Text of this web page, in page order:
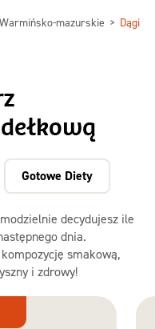
Warmińsko-mazurskie Dągi
decydujesz ile
dnia.
smakową,
i zdrowy!
Gotowe Diety